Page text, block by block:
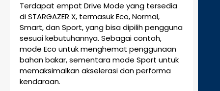
Terdapat empat Drive Mode yang tersedia
di STARGAZER X, termasuk Eco, Normal,
Smart, dan Sport, yang bisa dipilih pengguna
sesuai kebutuhannya. Sebagai contoh,
mode Eco untuk menghemat penggunaan
bahan bakar, sementara mode Sport untuk
memaksimalkan akselerasi dan performa
kendaraan.